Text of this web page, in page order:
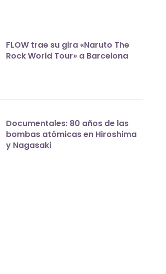
FLOW trae su gira «Naruto The
Rock World Tour» a Barcelona
Documentales: 80 años de las
bombas atómicas en Hiroshima
y Nagasaki